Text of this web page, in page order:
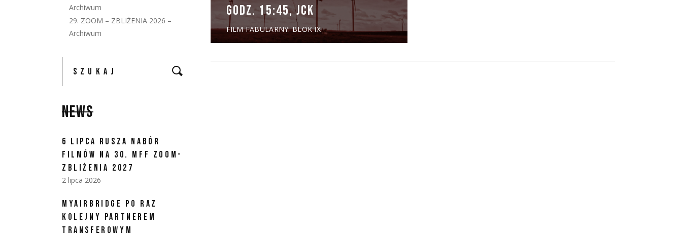
GODZ. 15:45, JCK
FILM FABULARNY: BLOK IX
Archiwum
29. ZOOM – ZBLIŻENIA 2026 –
Archiwum
NEWS
6 LIPCA RUSZA NABÓR
FILMÓW NA 30. MFF ZOOM-
ZBLIŻENIA 2027
2 lipca 2026
MYAIRBRIDGE PO RAZ
KOLEJNY PARTNEREM
TRANSFEROWYM